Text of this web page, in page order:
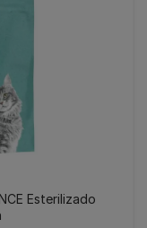
Esterilizado